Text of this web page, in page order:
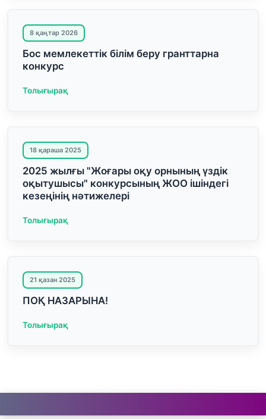
8 қаңтар 2026
Бос мемлекеттік білім беру гранттарна
конкурс
Толығырақ
18 қараша 2025
2025 жылғы "Жоғары оқу орнының үздік
оқытушысы" конкурсының ЖОО ішіндегі
кезеңінің нәтижелері
Толығырақ
21 қазан 2025
ПОҚ НАЗАРЫНА!
Толығырақ